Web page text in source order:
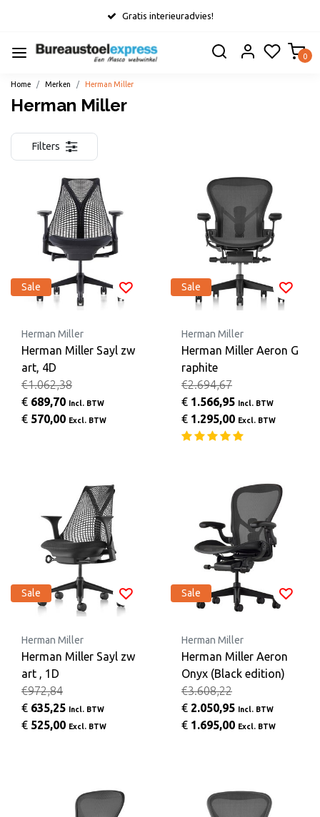
Gratis interieuradvies!
0
Home Merken Herman Miller
Herman Miller
Filters
Sale
Herman Miller
Herman Miller Sayl zw
art, 4D
€1.062,38
€ 689,70 Incl. BTW
€ 570,00 Excl. BTW
Sale
Herman Miller
Herman Miller Aeron G
raphite
€2.694,67
€ 1.566,95 Incl. BTW
€ 1.295,00 Excl. BTW
Sale
Herman Miller
Herman Miller Sayl zw
art , 1D
€972,84
€ 635,25 Incl. BTW
€ 525,00 Excl. BTW
Sale
Herman Miller
Herman Miller Aeron
Onyx (Black edition)
€3.608,22
€ 2.050,95 Incl. BTW
€ 1.695,00 Excl. BTW